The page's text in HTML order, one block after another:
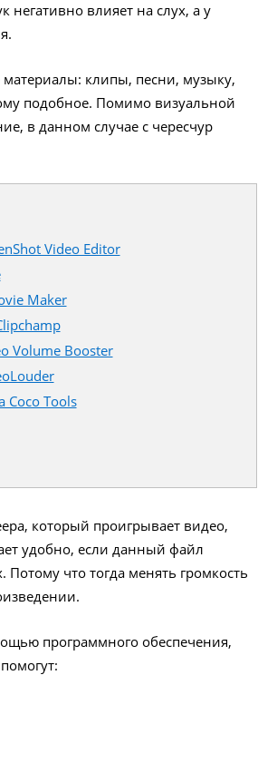
влияет на слух, а у
клипы, песни, музыку,
подобное. Помимо визуальной
в данном случае с чересчур
Video Editor
Maker
Volume Booster
Coco Tools
который проигрывает видео,
удобно, если данный файл
Потому что тогда менять громкость
программного обеспечения,